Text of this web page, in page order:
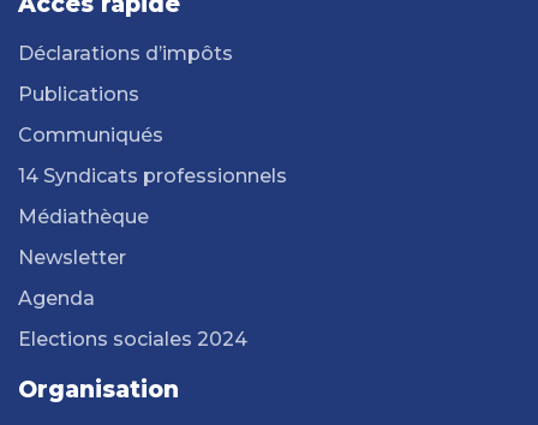
Déclarations d’impôts
Publications
Communiqués
14 Syndicats professionnels
Médiathèque
Newsletter
Agenda
Elections sociales 2024
Organisation